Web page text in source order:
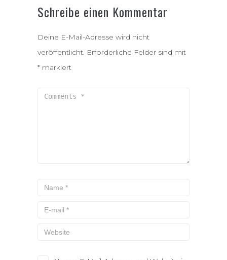
Schreibe einen Kommentar
Deine E-Mail-Adresse wird nicht
veröffentlicht. Erforderliche Felder sind mit
* markiert